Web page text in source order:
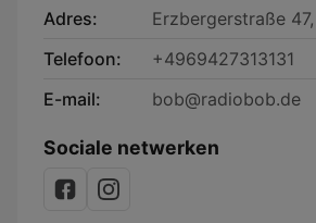
Adres:
Erzbergerstraße
Telefoon:
+4969427313131
E-mail:
bob@radiobob.de
Sociale netwerken